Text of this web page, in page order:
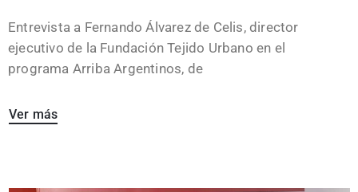
Entrevista a Fernando Álvarez de Celis, director
ejecutivo de la Fundación Tejido Urbano en el
programa Arriba Argentinos, de
Ver más